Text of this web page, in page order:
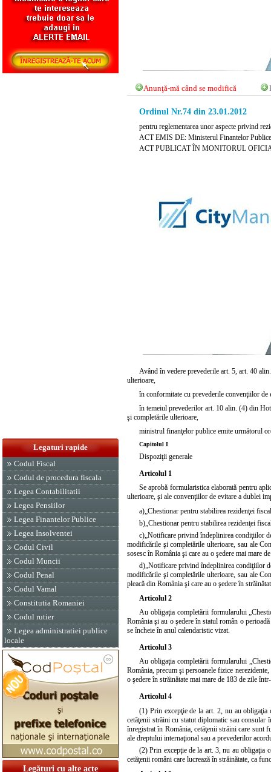
Legaturi rapide
Codul Fiscal
Codul de procedura fiscala
Legea Contabilitatii
Legea Pensiilor
Legea Finantelor Publice
Legea Insolventei
Codul Civil
Codul Muncii
Codul Penal
Codul Vamal
Constitutia Romaniei
Codul rutier
Legea administratiei publice
locale
Legături cu alte acte
Anunţă-mă când se modifică
Ordinul Nr.74 din 23.01.2012
pentru reglementarea unor aspecte privind
ACT EMIS DE: Ministerul Finantelor Publice
ACT PUBLICAT ÎN MONITORUL
Având în vedere prevederile art. 5, art. 40
ulterioare,
în conformitate cu prevederile convenţiilor de
în temeiul prevederilor art. 10 alin. (4) din
şi completările ulterioare,
ministrul finanţelor publice emite următorul
Capitolul I
Dispoziţii generale
Articolul 1
Se aprobă formularistica elaborată pentru
ulterioare, şi ale convenţiilor de evitare a dublei
a)„Chestionar pentru stabilirea rezidenţei
b)„Chestionar pentru stabilirea rezidenţei
c)„Notificare privind îndeplinirea condiţiilor
modificările şi completările ulterioare, sau ale
sosesc în România şi care au o şedere mai mare
d)„Notificare privind îndeplinirea condiţiilor
modificările şi completările ulterioare, sau ale
pleacă din România şi care au o şedere în
Articolul 2
Au obligaţia completării formularului
România şi au o şedere în statul român o
se încheie în anul calendaristic vizat.
Articolul 3
Au obligaţia completării formularului
România, precum şi persoanele fizice
o şedere în străinătate mai mare de 183 de zile
Articolul 4
(1) Prin excepţie de laart. 2, nu au obligaţia
cetăţenii străini cu statut diplomatic sau
înregistrat în România, cetăţenii străini care sunt
ale dreptului internaţional sau a prevederilor
(2) Prin excepţie de la art. 3, nu au obligaţia
cetăţenii români care lucrează în străinătate, ca